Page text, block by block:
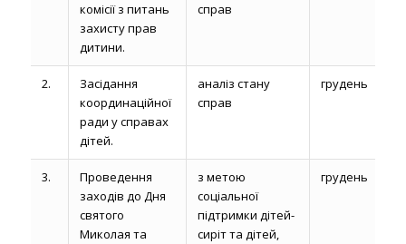
комісії з питань
захисту прав
дитини.
справ
2.
Засідання
координаційної
ради у справах
дітей.
аналіз стану
справ
грудень
3.
Проведення
заходів до Дня
святого
Миколая та
з метою
соціальної
підтримки дітей-
сиріт та дітей,
грудень